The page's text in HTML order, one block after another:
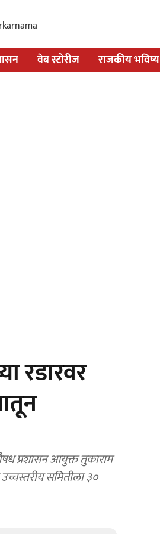
वेब स्टोरीज राजकीय भविष्य
रडारवर
प्रशासन आयुक्त तुकाराम
समितीला ३०